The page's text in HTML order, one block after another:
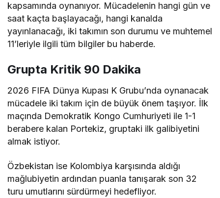
kapsamında oynanıyor. Mücadelenin hangi gün ve
saat kaçta başlayacağı, hangi kanalda
yayınlanacağı, iki takımın son durumu ve muhtemel
11’leriyle ilgili tüm bilgiler bu haberde.
Grupta Kritik 90 Dakika
2026 FIFA Dünya Kupası K Grubu’nda oynanacak
mücadele iki takım için de büyük önem taşıyor. İlk
maçında Demokratik Kongo Cumhuriyeti ile 1-1
berabere kalan Portekiz, gruptaki ilk galibiyetini
almak istiyor.
Özbekistan ise Kolombiya karşısında aldığı
mağlubiyetin ardından puanla tanışarak son 32
turu umutlarını sürdürmeyi hedefliyor.